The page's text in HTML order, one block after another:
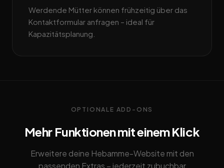
Werdende Mütter können frühzeitig über das
Kontaktformular anfragen – ideal für
Kapazitätsplanung.
OPTIONALE ADD-ONS
Mehr Funktionen mit einem Klick
Erweitere deine Hebamme-Website mit den
passenden Extras – jederzeit zubuchbar